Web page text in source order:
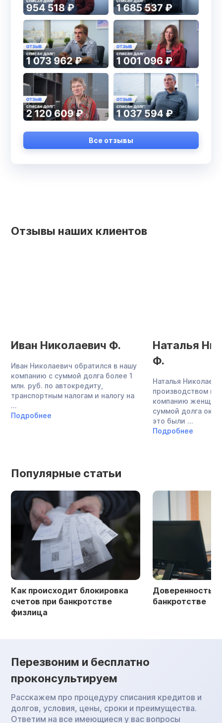
Все отзывы
Отзывы наших клиентов
Иван Николаевич Ф.
Иван Николаевич обратился в нашу
компанию с суммой долга более 1
млн. руб. по автокредиту,
транспортным налогам и налогу на
...
Подробнее
Наталья
Ф.
Наталья
производством
компанию
суммой долга
это были ...
Подробнее
Популярные статьи
Как происходит блокировка
счетов при банкротстве
физлица
Доверенность
банкротстве
Перезвоним и бесплатно
проконсультируем
Расскажем про процедуру списания кредитов и
долгов, условия, цены, сроки и преимущества.
Ответим на все имеющиеся у вас вопросы